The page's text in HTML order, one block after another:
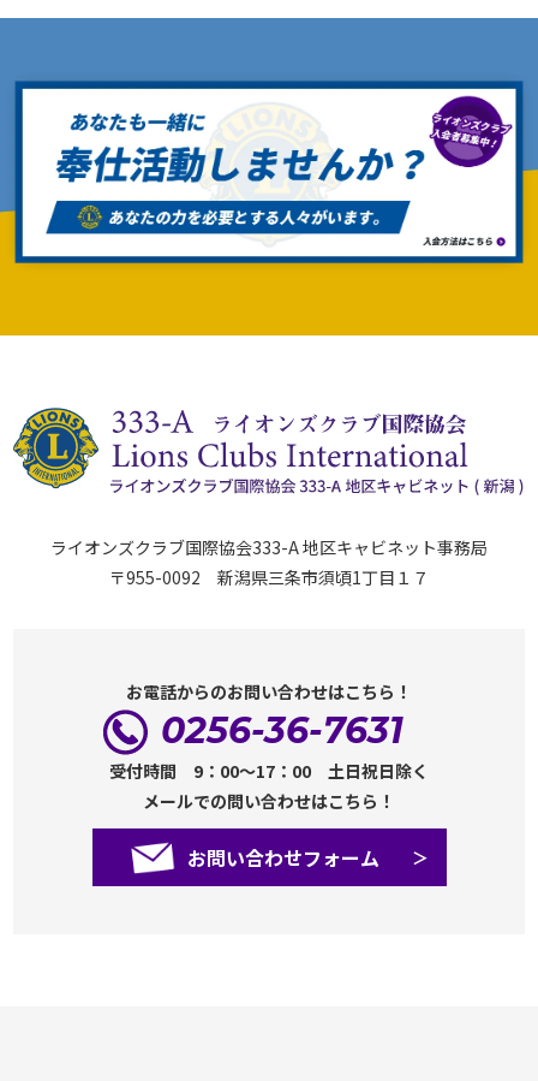
ライオンズクラブ国際協会333-A 地区キャビネット事務局
〒955-0092 新潟県三条市須頃1丁目１７
お電話からのお問い合わせはこちら！
0256-36-7631
受付時間 9：00～17：00 土日祝日除く
メールでの問い合わせはこちら！
お問い合わせフォーム